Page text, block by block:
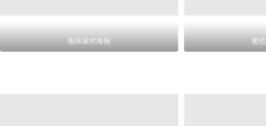
相亲派对海报 蜜